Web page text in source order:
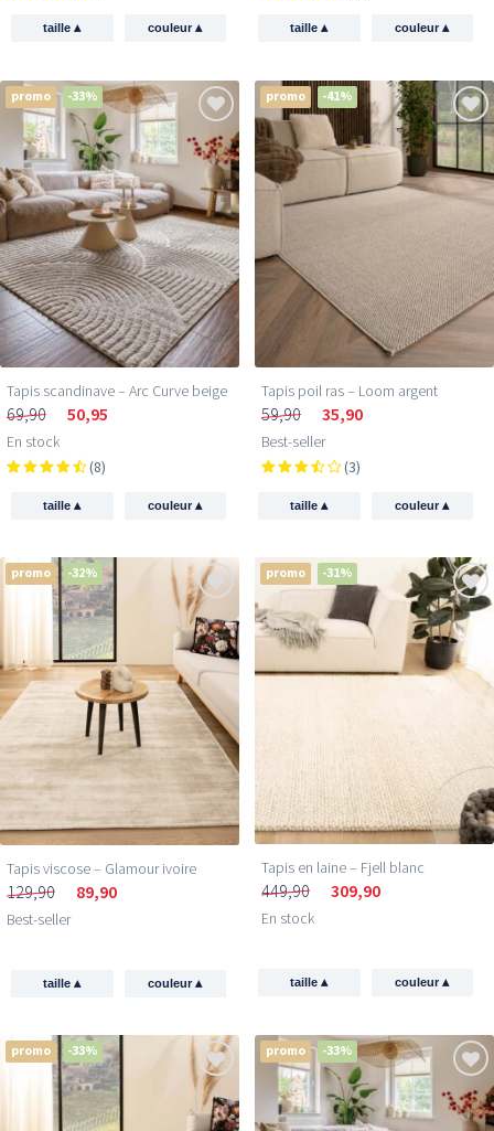
taille▴ couleur▴ taille▴ couleur▴
promo -33%
Tapis scandinave – Arc Curve beige
69,90 50,95
En stock
(8)
taille▴ couleur▴
promo -41%
Tapis poil ras​ – Loom argent
59,90 35,90
Best-seller
(3)
taille▴ couleur▴
promo -32%
Tapis viscose – Glamour ivoire
129,90 89,90
Best-seller
taille▴ couleur▴
promo -31%
Tapis en laine – Fjell blanc
449,90 309,90
En stock
taille▴ couleur▴
promo -33% promo -33%